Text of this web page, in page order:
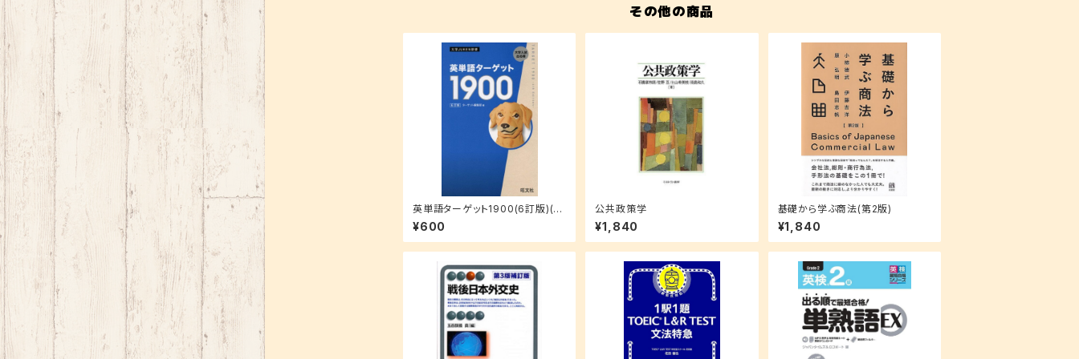
その他の商品
英単語ターゲット1900(6訂版)(大
学JUKEN新書)
¥600
公共政策学
¥1,840
基礎から学ぶ商法(第2版)
¥1,840